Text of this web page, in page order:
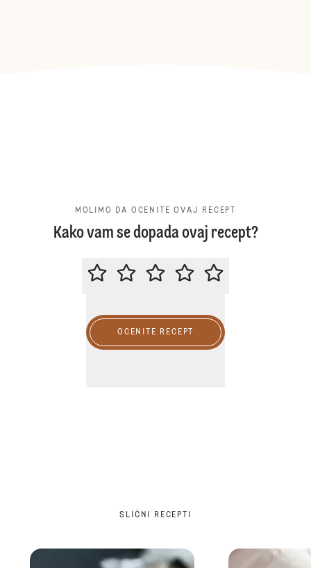
MOLIMO DA OCENITE OVAJ RECEPT
Kako vam se dopada ovaj recept?
MOLIMO DA OCENITE OVAJ
OCENITE RECEPT
SLIČNI RECEPTI